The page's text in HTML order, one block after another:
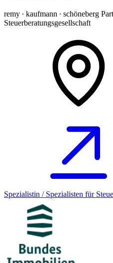
remy ∙ kaufmann ∙ schöneberg
Steuerberatungsgesellschaft
Spezialistin / Spezialisten für